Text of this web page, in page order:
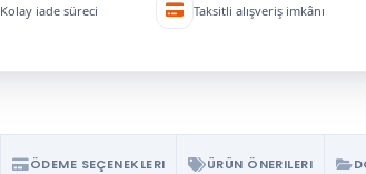
Kolay iade süreci Taksitli alışveriş imkânı
ÖDEME SEÇENEKLERI ÜRÜN ÖNERILERI